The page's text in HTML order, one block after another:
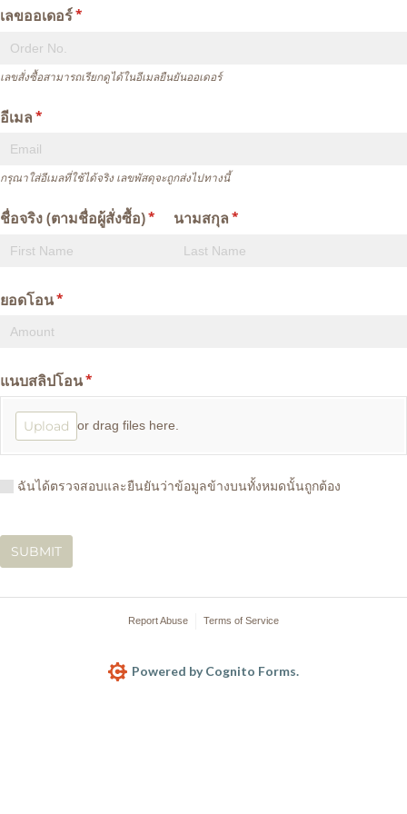
เลขออเดอร์*
(required)
เลขสั่งซื้อสามารถเรียกดูได้ในอีเมลยืนยันออเดอร์
อีเมล*
(required)
กรุณาใส่อีเมลที่ใช้ได้จริง เลขพัสดุจะถูกส่งไปทางนี้
ชื่อจริง (ตามชื่อผู้สั่งซื้อ)*
(required)นามสกุล*
(required)
ยอดโอน*
(required)
แนบสลิปโอน*
(required)
Upload or drag files here.
ฉันได้ตรวจสอบและยืนยันว่าข้อมูลข้างบนทั้งหมดนั้นถูกต้อง
ฉันได้ตรวจสอบและยืนยันว่าข้อมูลข้างบนทั้งหมดนั้นถูกต้อง
SUBMIT
Report Abuse Terms of Service
Powered by Cognito Forms.